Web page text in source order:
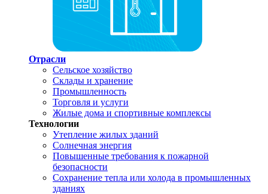
Отрасли
Сельское хозяйство
Склады и хранение
Промышленность
Торговля и услуги
Жилые дома и спортивные комплексы
Технологии
Утепление жилых зданий
Солнечная энергия
Повышенные требования к пожарной
безопасности
Сохранение тепла или холода в промышленных
зданиях